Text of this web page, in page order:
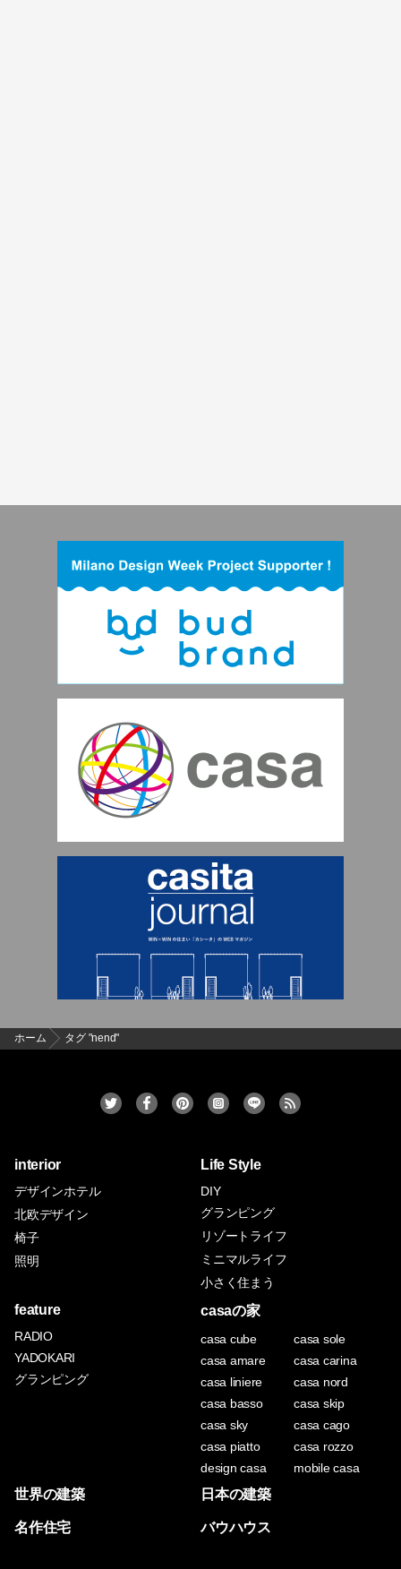
ホーム タグ "nend"
interior
デザインホテル
北欧デザイン
椅子
照明
Life Style
DIY
グランピング
リゾートライフ
ミニマルライフ
小さく住まう
feature
RADIO
YADOKARI
グランピング
casaの家
casa cube
casa sole
casa amare
casa carina
casa liniere
casa nord
casa basso
casa skip
casa sky
casa cago
casa piatto
casa rozzo
design casa
mobile casa
世界の建築 日本の建築
名作住宅 バウハウス